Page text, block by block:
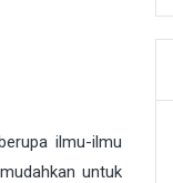
ilmu-ilmu
untuk